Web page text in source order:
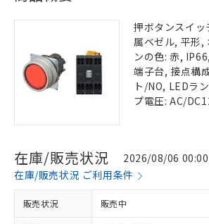
押ボタンスイ
属ベゼル, 平形,
ンの色: 赤,
端子台, 接点構
ト/NO, LEDラ
プ電圧: AC/
在庫/販売状況
2026/08/06
在庫/販売状況 ご利用条件
販売状況 販売中